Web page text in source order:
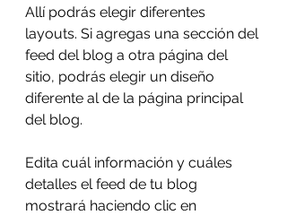
Allí podrás elegir diferentes
layouts. Si agregas una sección del
feed del blog a otra página del
sitio, podrás elegir un diseño
diferente al de la página principal
del blog.
Edita cuál información y cuáles
detalles el feed de tu blog
mostrará haciendo clic en